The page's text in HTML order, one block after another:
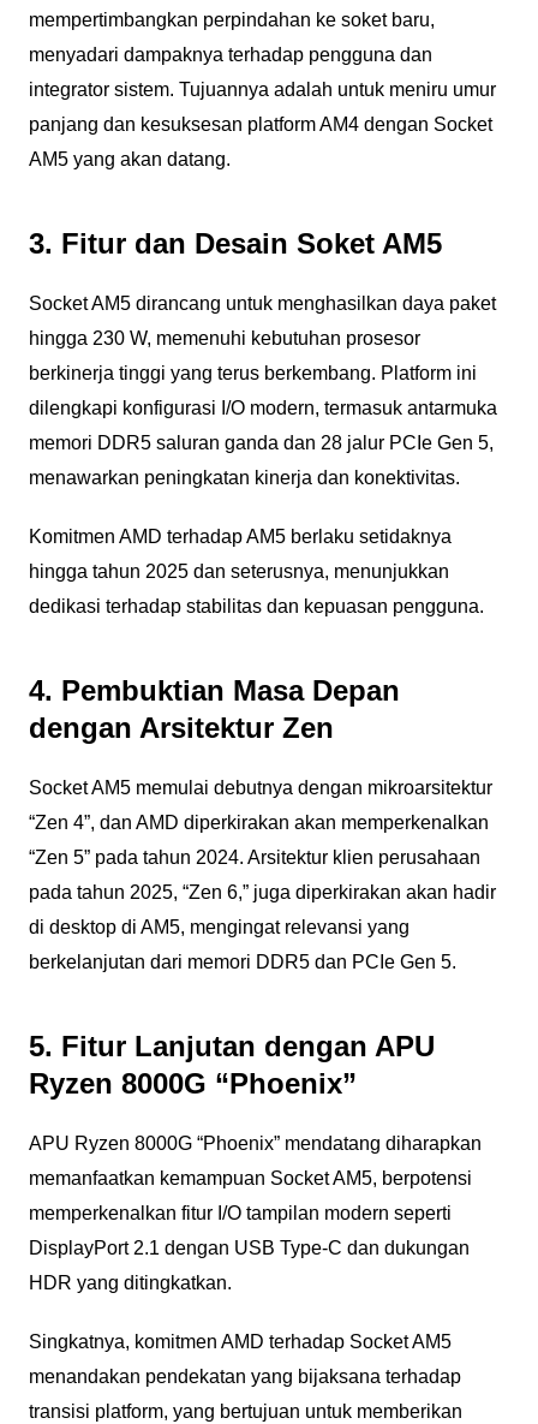
mempertimbangkan perpindahan ke soket baru,
menyadari dampaknya terhadap pengguna dan
integrator sistem. Tujuannya adalah untuk meniru umur
panjang dan kesuksesan platform AM4 dengan Socket
AM5 yang akan datang.
3. Fitur dan Desain Soket AM5
Socket AM5 dirancang untuk menghasilkan daya paket
hingga 230 W, memenuhi kebutuhan prosesor
berkinerja tinggi yang terus berkembang. Platform ini
dilengkapi konfigurasi I/O modern, termasuk antarmuka
memori DDR5 saluran ganda dan 28 jalur PCIe Gen 5,
menawarkan peningkatan kinerja dan konektivitas.
Komitmen AMD terhadap AM5 berlaku setidaknya
hingga tahun 2025 dan seterusnya, menunjukkan
dedikasi terhadap stabilitas dan kepuasan pengguna.
4. Pembuktian Masa Depan
dengan Arsitektur Zen
Socket AM5 memulai debutnya dengan mikroarsitektur
“Zen 4”, dan AMD diperkirakan akan memperkenalkan
“Zen 5” pada tahun 2024. Arsitektur klien perusahaan
pada tahun 2025, “Zen 6,” juga diperkirakan akan hadir
di desktop di AM5, mengingat relevansi yang
berkelanjutan dari memori DDR5 dan PCIe Gen 5.
5. Fitur Lanjutan dengan APU
Ryzen 8000G “Phoenix”
APU Ryzen 8000G “Phoenix” mendatang diharapkan
memanfaatkan kemampuan Socket AM5, berpotensi
memperkenalkan fitur I/O tampilan modern seperti
DisplayPort 2.1 dengan USB Type-C dan dukungan
HDR yang ditingkatkan.
Singkatnya, komitmen AMD terhadap Socket AM5
menandakan pendekatan yang bijaksana terhadap
transisi platform, yang bertujuan untuk memberikan